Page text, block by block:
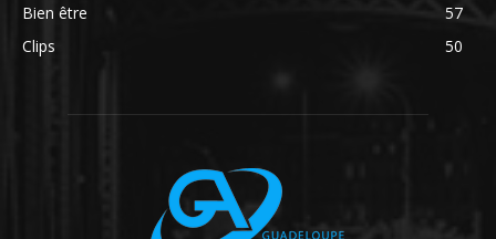
Bien être
57
Clips
50